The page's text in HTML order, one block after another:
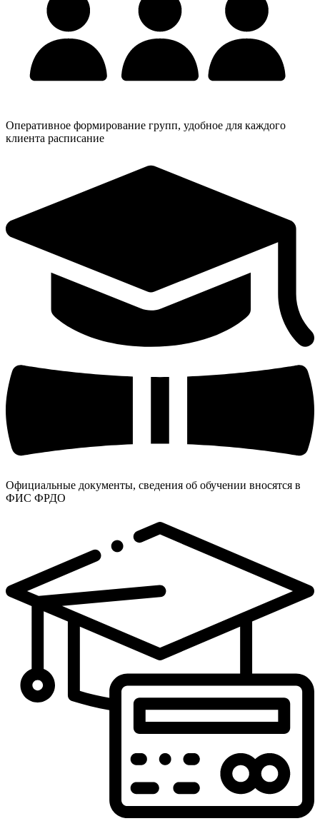
Оперативное формирование групп, удобное для каждого
клиента расписание
Официальные документы, сведения об обучении вносятся в
ФИС ФРДО